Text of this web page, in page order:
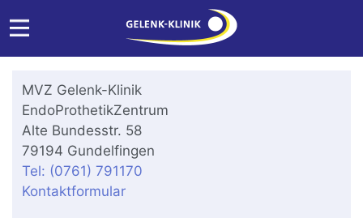
MVZ Gelenk-Klinik
EndoProthetikZentrum
Alte Bundesstr. 58
79194 Gundelfingen
Tel: (0761) 791170
Kontaktformular